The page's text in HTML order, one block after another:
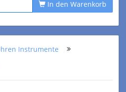
In den Warenkorb
Instrumente